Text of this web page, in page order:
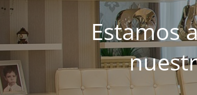
Estamos